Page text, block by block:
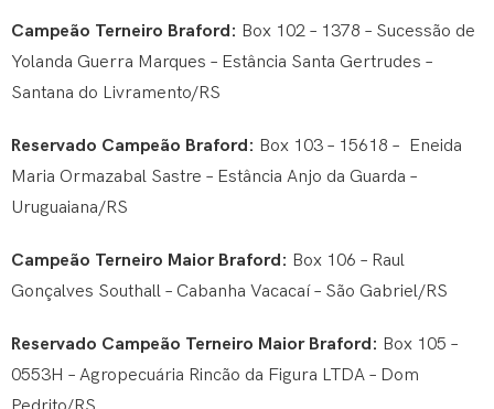
Campeão Terneiro Braford: Box 102 – 1378 – Sucessão de
Yolanda Guerra Marques – Estância Santa Gertrudes –
Santana do Livramento/RS
Reservado Campeão Braford: Box 103 – 15618 – Eneida
Maria Ormazabal Sastre – Estância Anjo da Guarda –
Uruguaiana/RS
Campeão Terneiro Maior Braford: Box 106 – Raul
Gonçalves Southall – Cabanha Vacacaí – São Gabriel/RS
Reservado Campeão Terneiro Maior Braford: Box 105 –
0553H – Agropecuária Rincão da Figura LTDA – Dom